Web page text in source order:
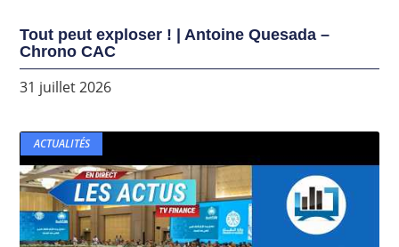
Tout peut exploser ! | Antoine Quesada –
Chrono CAC
31 juillet 2026
ACTUALITÉS